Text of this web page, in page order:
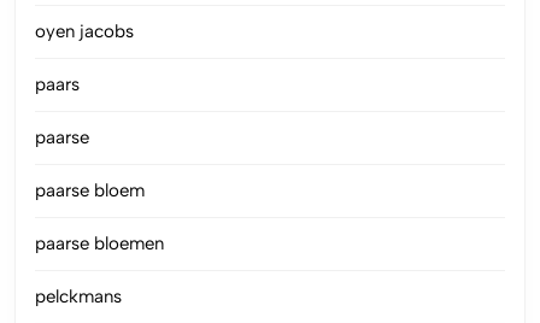
oyen jacobs
paars
paarse
paarse bloem
paarse bloemen
pelckmans